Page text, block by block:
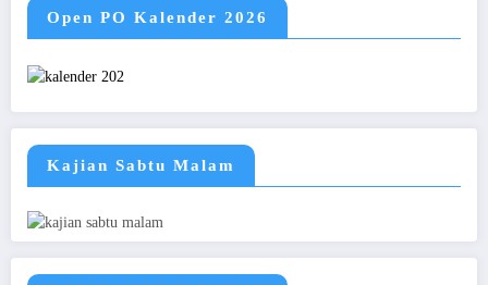
Open PO Kalender 2026
Kajian Sabtu Malam